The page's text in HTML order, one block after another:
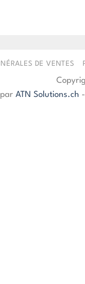
DE VENTES
ATN Solutions.ch